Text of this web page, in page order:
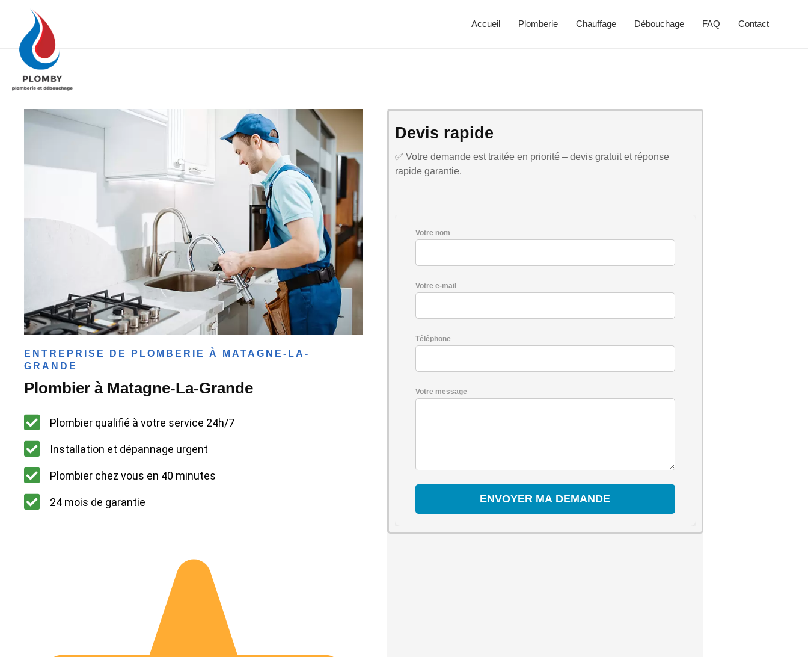
Accueil Plomberie Chauffage Débouchage FAQ Contact
ENTREPRISE DE PLOMBERIE À MATAGNE-LA-
GRANDE
Plombier à Matagne-La-Grande
Plombier qualifié à votre service 24h/7
Installation et dépannage urgent
Plombier chez vous en 40 minutes
24 mois de garantie
Devis rapide
✅ Votre demande est traitée en priorité – devis gratuit et réponse
rapide garantie.
Votre nom
Votre e-mail
Téléphone
Votre message